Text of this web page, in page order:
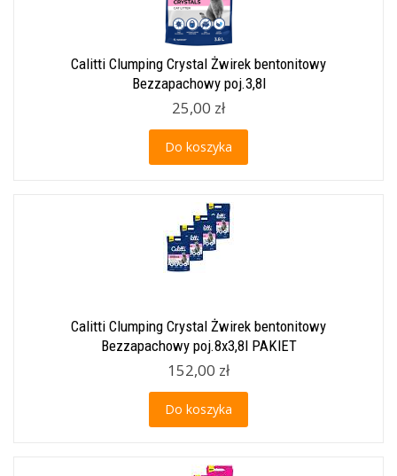
Calitti Clumping Crystal Żwirek bentonitowy
Bezzapachowy poj.3,8l
25,00 zł
Do koszyka
Calitti Clumping Crystal Żwirek bentonitowy
Bezzapachowy poj.8x3,8l PAKIET
152,00 zł
Do koszyka